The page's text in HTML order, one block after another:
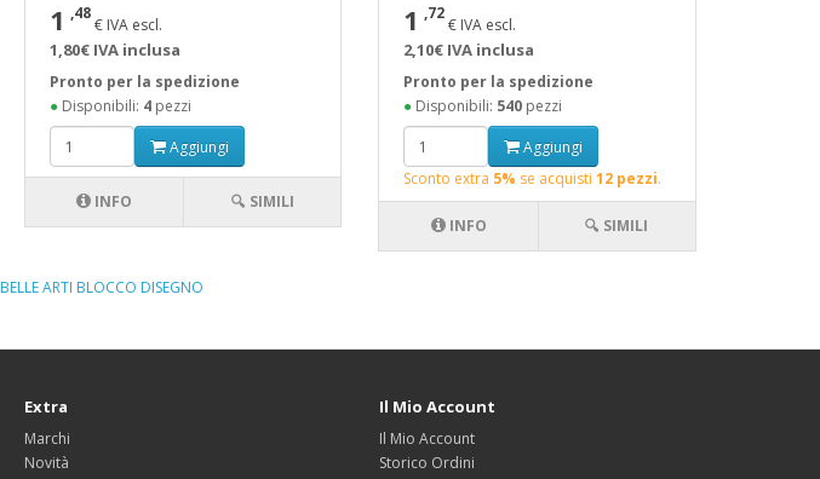
1 ,48
€ IVA escl.
1,80€ IVA inclusa
Pronto per la spedizione
●Disponibili: 4pezzi
Aggiungi
INFO 🔍 SIMILI
1 ,72
€ IVA escl.
2,10€ IVA inclusa
Pronto per la spedizione
● Disponibili: 540 pezzi
Aggiungi
Sconto extra 5% se acquisti12 pezzi.
INFO 🔍 SIMILI
BELLE ARTI BLOCCO DISEGNO
Extra
Marchi
Novità
Il Mio Account
Il Mio Account
Storico Ordini